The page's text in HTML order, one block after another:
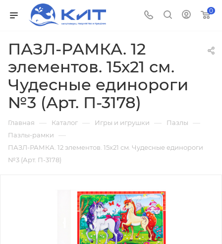
0
ПАЗЛ-РАМКА. 12
элементов. 15х21 см.
Чудесные единороги
№3 (Арт. П-3178)
Главная — Каталог — Игры и игрушки — Пазлы —
Пазлы-рамки —
ПАЗЛ-РАМКА. 12 элементов. 15х21 см. Чудесные единороги
№3 (Арт. П-3178)